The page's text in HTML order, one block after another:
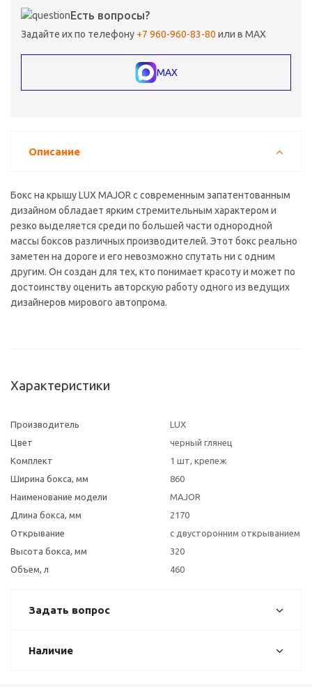
Есть вопросы?
Задайте их по телефону +7 960-960-83-80 или в MAX
MAX
Описание
Бокс на крышу LUX MAJOR с современным запатентованным
дизайном обладает ярким стремительным характером и
резко выделяется среди по большей части однородной
массы боксов различных производителей. Этот бокс реально
заметен на дороге и его невозможно спутать ни с одним
другим. Он создан для тех, кто понимает красоту и может по
достоинству оценить авторскую работу одного из ведущих
дизайнеров мирового автопрома.
Характеристики
Производитель
LUX
Цвет
черный глянец
Комплект
1 шт, крепеж
Ширина бокса, мм
860
Наименование модели
MAJOR
Длина бокса, мм
2170
Открывание
с двусторонним открыванием
Высота бокса, мм
320
Объем, л
460
Задать вопрос
Наличие